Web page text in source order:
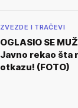
ZVEZDE I TRAČEVI
OGLASIO SE
Javno rekao šta
otkazu! (FOTO)